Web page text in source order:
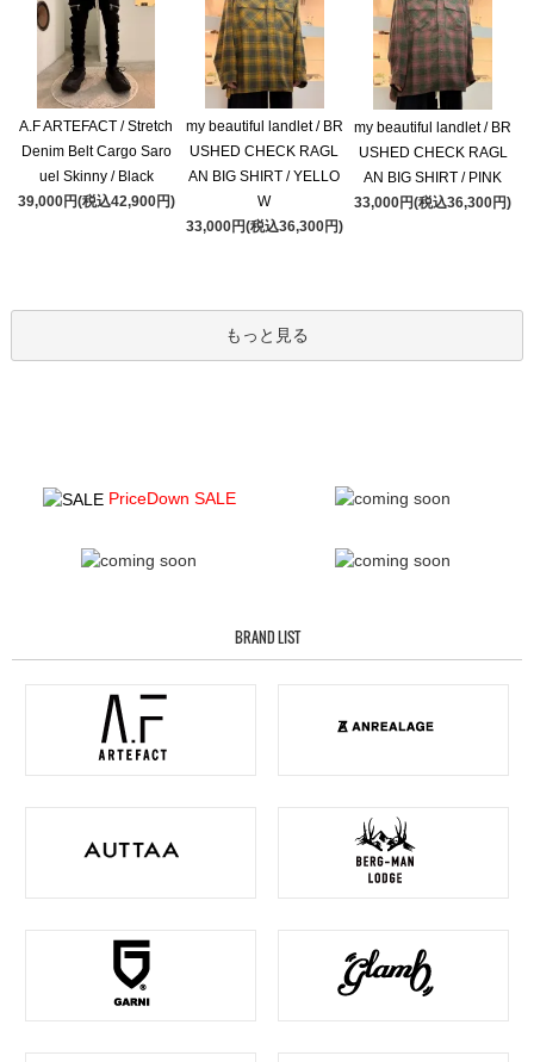
A.F ARTEFACT / Stretch
Denim Belt Cargo Saro
uel Skinny / Black
39,000円(税込42,900円)
my beautiful landlet / BR
USHED CHECK RAGL
AN BIG SHIRT / YELLO
W
33,000円(税込36,300円)
my beautiful landlet / BR
USHED CHECK RAGL
AN BIG SHIRT / PINK
33,000円(税込36,300円)
もっと見る
PriceDown SALE
BRAND LIST